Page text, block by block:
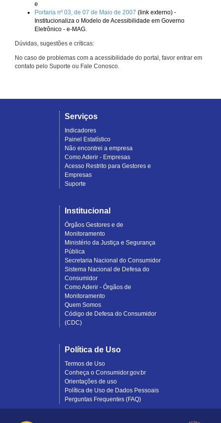
e
Portaria nº 03, de 07 de Maio de 2007 (link externo) -
Institucionaliza o Modelo de Acessibilidade em Governo
Eletrônico - e-MAG.
Dúvidas, sugestões e críticas:
No caso de problemas com a acessibilidade do portal, favor entrar em
contato pelo Suporte ou Fale Conosco.
Serviços
Indicadores
Painel Estatístico
Não encontrei a empresa
Como Aderir - Empresas
Acesso Restrito para Gestores e
Empresas
Suporte
Institucional
Órgãos Gestores e de
Monitoramento
Ministério da Justiça e Segurança
Pública
Secretaria Nacional do Consumidor
Sistema Nacional de Defesa do
Consumidor
Como Aderir - Órgãos de
Monitoramento
Quem Somos
Código de Defesa do Consumidor
(CDC)
Política de Uso
Termos de Uso
Conheça o Consumidor.gov.br
Orientações de uso
Política de Uso de Dados Pessoais
Perguntas Frequentes (FAQ)